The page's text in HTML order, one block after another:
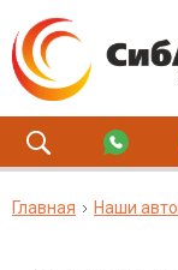
Главная Наши